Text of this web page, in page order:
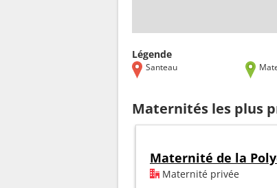
Légende
Santeau
Maternités les plus
Maternité de la
Maternité privée